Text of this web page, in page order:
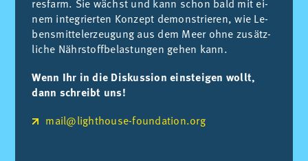
res­farm. Sie wächst und kann schon bald mit ei­
nem in­te­grier­ten Kon­zept de­mons­trie­ren, wie Le­
bens­mit­te­l­er­zeu­gung aus dem Meer ohne zu­sätz­
li­che Nähr­stoff­be­las­tun­gen ge­hen kann.
Wenn Ihr in die Diskussion einsteigen wollt,
dann schreibt uns!
mail@lighthouse-foundation.org